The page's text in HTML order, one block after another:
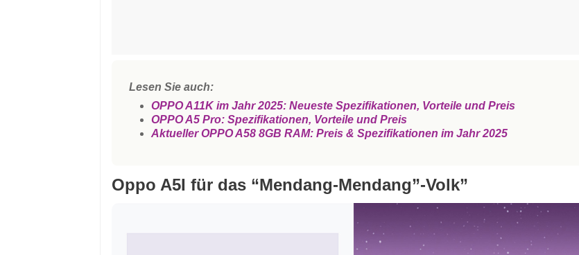
Lesen Sie auch:
OPPO A11K im Jahr 2025: Neueste Spezifikationen, Vorteile und Preis
OPPO A5 Pro: Spezifikationen, Vorteile und Preis
Aktueller OPPO A58 8GB RAM: Preis & Spezifikationen im Jahr 2025
Oppo A5I für das “Mendang-Mendang”-Volk”